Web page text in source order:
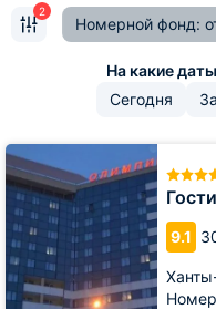
Номерной фонд:
2
Сегодня
9.1
Гостиница
Олимпийская